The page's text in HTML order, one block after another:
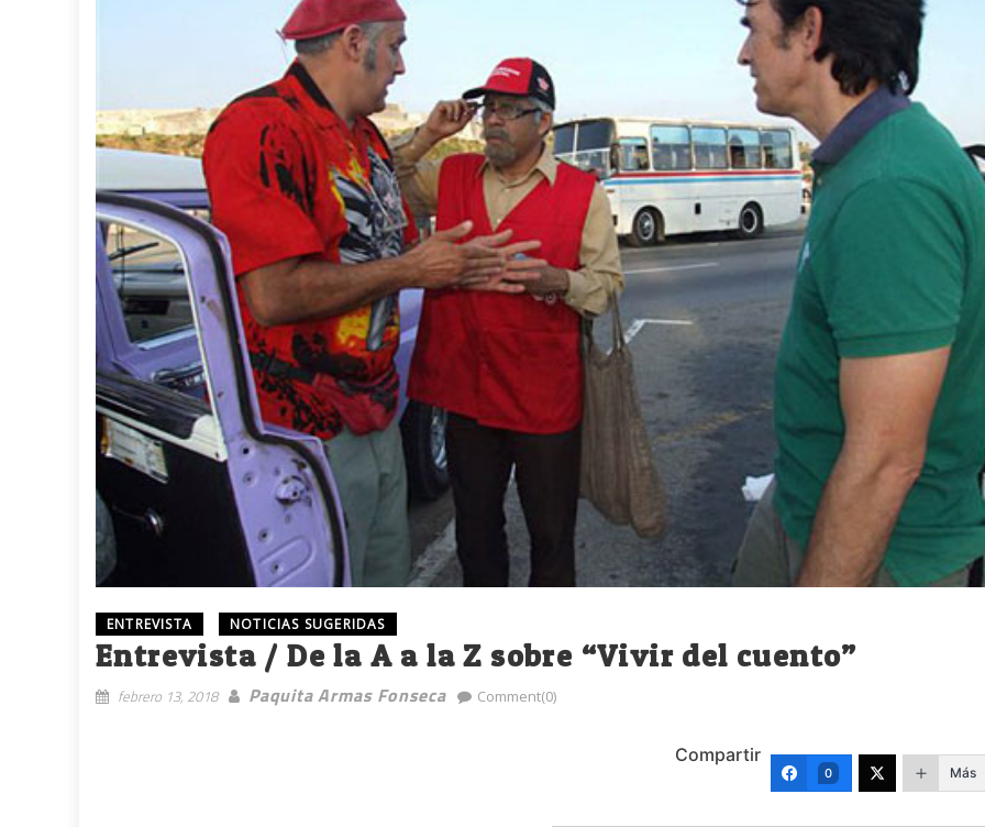
ENTREVISTA NOTICIAS SUGERIDAS
Entrevista / De la A a la Z sobre “Vivir del cuento”
febrero 13, 2018 Paquita Armas Fonseca Comment(0)
Compartir
0 Más